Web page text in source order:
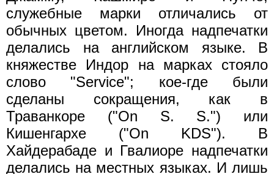
служебные марки отличались от
обычных цветом. Иногда надпечатки
делались на английском языке. В
княжестве Индор на марках стояло
слово "Service"; кое-где были
сделаны сокращения, как в
Траванкоре ("On S. S.") или
Кишенгархе ("On KDS"). В
Хайдерабаде и Гвалиоре надпечатки
делались на местных языках. И лишь